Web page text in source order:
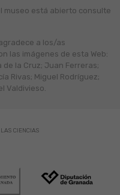
museo está abierto consulte
a los/as
las imágenes de esta Web:
la Cruz; Juan Ferreras;
Rivas; Miguel Rodríguez;
Valdivieso.
CIENCIAS